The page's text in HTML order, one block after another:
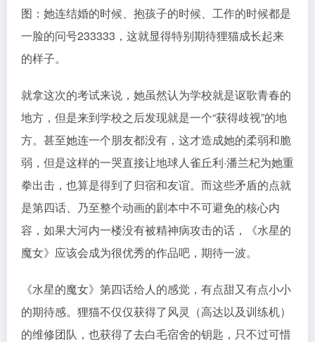
图：她连结婚的时候、抱孩子的时候、工作的时候都是
一脸的问号233333，这就显得特别期待狸猫成长起来
的样子。
就拿这次的考试来说，她虽然认为学校就是讴歌青春的
地方，但是来到学校之后发现就是一个“获得歧视”的地
方。甚至她连一个朋友都没有，这才造成她的柔弱和脆
弱，但是这样的一哭直接让地球人雀丘利·潘兰杞为她重
拳出击，也算是得到了归宿和友谊。而这些矛盾的点就
是第四话、乃至整个动画的剧本中不可避免的核心内
容，如果大河内一楼没有被精神病攻击的话，《水星的
魔女》应该会成为很优秀的作品吧，期待一波。
《水星的魔女》第四话给人的感觉，有点甜又有点小小
的期待感。狸猫不仅仅获得了风灵（高达以及训练机）
的维修团队，也获得了去白毛宿舍的钥匙，只不过可惜